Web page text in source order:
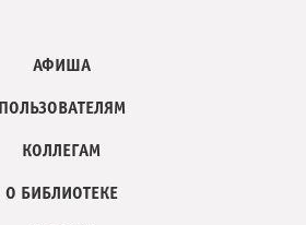
АФИША
ПОЛЬЗОВАТЕЛЯМ
КОЛЛЕГАМ
О БИБЛИОТЕКЕ